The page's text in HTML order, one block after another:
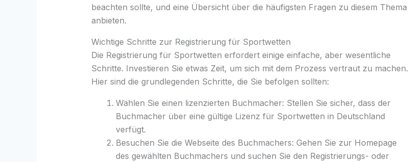
beachten sollte, und eine Übersicht über die häufigsten Fragen zu diesem Thema
anbieten.
Wichtige Schritte zur Registrierung für Sportwetten
Die Registrierung für Sportwetten erfordert einige einfache, aber wesentliche
Schritte. Investieren Sie etwas Zeit, um sich mit dem Prozess vertraut zu machen.
Hier sind die grundlegenden Schritte, die Sie befolgen sollten:
Wählen Sie einen lizenzierten Buchmacher: Stellen Sie sicher, dass der
Buchmacher über eine gültige Lizenz für Sportwetten in Deutschland
verfügt.
Besuchen Sie die Webseite des Buchmachers: Gehen Sie zur Homepage
des gewählten Buchmachers und suchen Sie den Registrierungs- oder